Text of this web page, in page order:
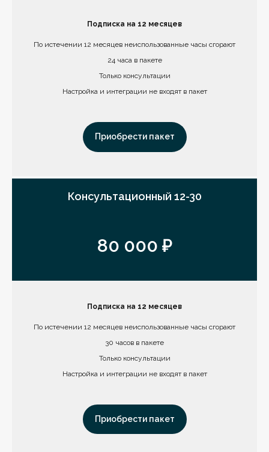
Подписка на 12 месяцев
По истечении 12 месяцев неиспользованные часы сгорают
24 часа в пакете
Только консультации
Настройка и интеграции не входят в пакет
Приобрести пакет
Консультационный 12-30
80 000 ₽
Подписка на 12 месяцев
По истечении 12 месяцев неиспользованные часы сгорают
30 часов в пакете
Только консультации
Настройка и интеграции не входят в пакет
Приобрести пакет